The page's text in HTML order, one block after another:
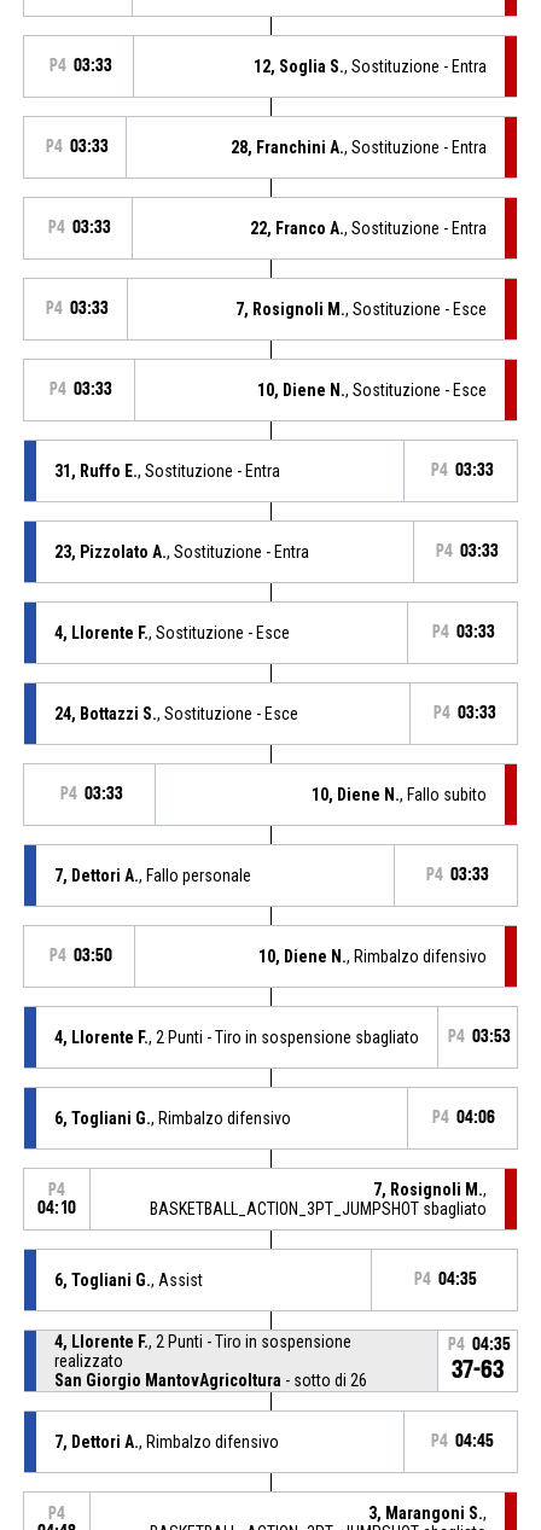
P4 03:33 12, Soglia S., Sostituzione - Entra
P4 03:33 28, Franchini A., Sostituzione - Entra
P4 03:33 22, Franco A., Sostituzione - Entra
P4 03:33 7, Rosignoli M., Sostituzione - Esce
P4 03:33 10, Diene N., Sostituzione - Esce
31, Ruffo E., Sostituzione - Entra P4 03:33
23, Pizzolato A., Sostituzione - Entra P4 03:33
4, Llorente F., Sostituzione - Esce P4 03:33
24, Bottazzi S., Sostituzione - Esce P4 03:33
P4 03:33 10, Diene N., Fallo subito
7, Dettori A., Fallo personale P4 03:33
P4 03:50 10, Diene N., Rimbalzo difensivo
4, Llorente F., 2 Punti - Tiro in sospensione sbagliato P4 03:53
6, Togliani G., Rimbalzo difensivo P4 04:06
P4
04:10
7, Rosignoli M.,
BASKETBALL_ACTION_3PT_JUMPSHOT sbagliato
6, Togliani G., Assist P4 04:35
4, Llorente F., 2 Punti - Tiro in sospensione
realizzato
San Giorgio MantovAgricoltura - sotto di 26
P4 04:35
37-63
7, Dettori A., Rimbalzo difensivo P4 04:45
P4
3, Marangoni S.,